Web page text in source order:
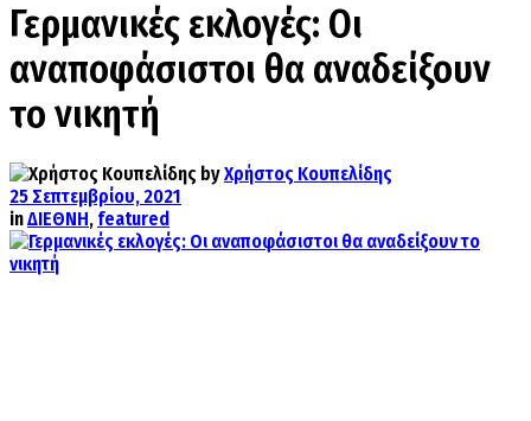
Γερμανικές εκλογές: Οι
αναποφάσιστοι θα αναδείξουν
το νικητή
byΧρήστος Κουπελίδης
25 Σεπτεμβρίου, 2021
inΔΙΕΘΝΗ, featured